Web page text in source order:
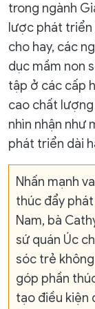
trong ngành
lược phát triển
cho hay, các
dục mầm non
tập ở các cấp
cao chất
nhìn nhận như
phát triển dài
Nhấn mạnh
thúc đẩy
Nam, bà
sứ quán Úc
sóc trẻ
góp phần
tạo điều kiện